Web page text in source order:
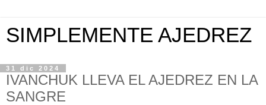
SIMPLEMENTE AJEDREZ
31 dic 2024
IVANCHUK LLEVA EL AJEDREZ EN LA
SANGRE